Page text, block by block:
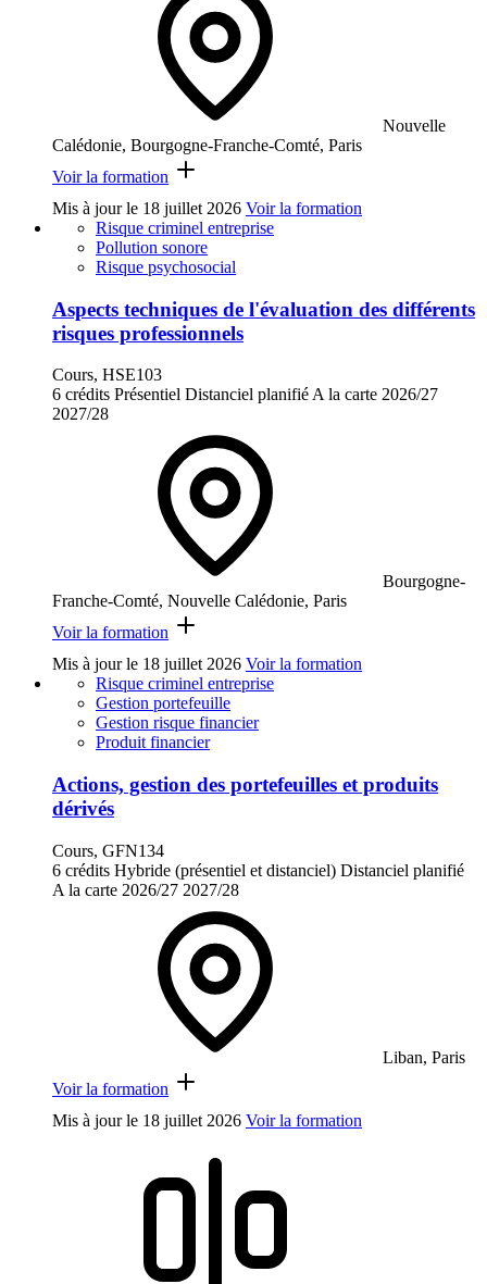
Nouvelle
Calédonie, Bourgogne-Franche-Comté, Paris
Voir la formation
Mis à jour le 18 juillet 2026 Voir la formation
Risque criminel entreprise
Pollution sonore
Risque psychosocial
Aspects techniques de l'évaluation des différents
risques professionnels
Cours, HSE103
6 crédits Présentiel Distanciel planifié A la carte 2026/27
2027/28
Bourgogne-
Franche-Comté, Nouvelle Calédonie, Paris
Voir la formation
Mis à jour le 18 juillet 2026 Voir la formation
Risque criminel entreprise
Gestion portefeuille
Gestion risque financier
Produit financier
Actions, gestion des portefeuilles et produits
dérivés
Cours, GFN134
6 crédits Hybride (présentiel et distanciel) Distanciel planifié
A la carte 2026/27 2027/28
Liban, Paris
Voir la formation
Mis à jour le 18 juillet 2026 Voir la formation